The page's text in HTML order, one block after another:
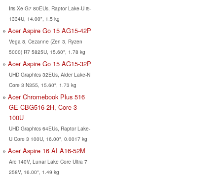
Iris Xe G7 80EUs, Raptor Lake-U i5-
1334U, 14.00", 1.5 kg
Acer Aspire Go 15 AG15-42P
Vega 8, Cezanne (Zen 3, Ryzen
5000) R7 5825U, 15.60", 1.78 kg
Acer Aspire Go 15 AG15-32P
UHD Graphics 32EUs, Alder Lake-N
Core 3 N355, 15.60", 1.73 kg
Acer Chromebook Plus 516
GE CBG516-2H, Core 3
100U
UHD Graphics 64EUs, Raptor Lake-
U Core 3 100U, 16.00", 0.0017 kg
Acer Aspire 16 AI A16-52M
Arc 140V, Lunar Lake Core Ultra 7
258V, 16.00", 1.49 kg